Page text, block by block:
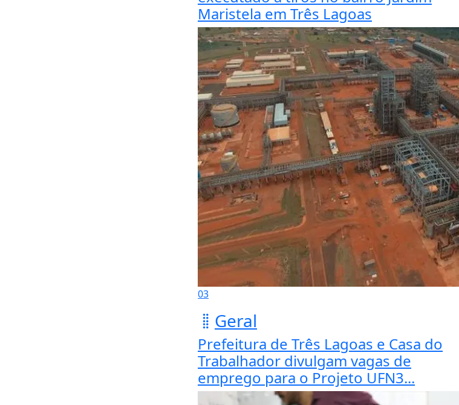
Maristela em Três Lagoas
03
Geral
Prefeitura de Três Lagoas e Casa do
Trabalhador divulgam vagas de
emprego para o Projeto UFN3...